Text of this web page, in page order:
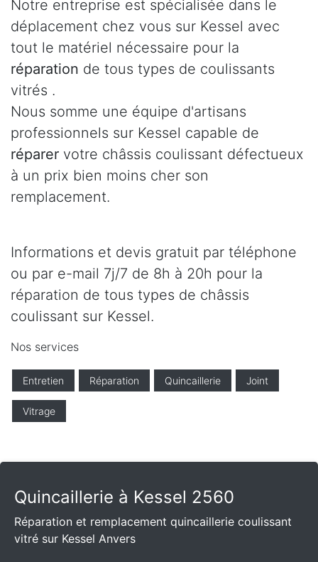
Notre entreprise est spécialisée dans le
déplacement chez vous sur Kessel avec
tout le matériel nécessaire pour la
réparation de tous types de coulissants
vitrés .
Nous somme une équipe d'artisans
professionnels sur Kessel capable de
réparer votre châssis coulissant défectueux
à un prix bien moins cher son
remplacement.
Informations et devis gratuit par téléphone
ou par e-mail 7j/7 de 8h à 20h pour la
réparation de tous types de châssis
coulissant sur Kessel.
Nos services
Entretien Réparation Quincaillerie Joint
Vitrage
Quincaillerie à Kessel 2560
Réparation et remplacement quincaillerie coulissant
vitré sur Kessel Anvers